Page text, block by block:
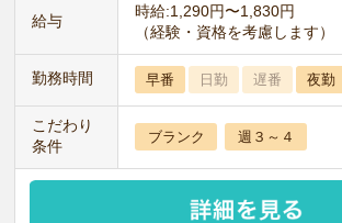
給与
時給:1,290円〜1,830円
（経験・資格を考慮します）
勤務時間 早番 日勤 遅番 夜勤
こだわり
条件
ブランク 週３～４